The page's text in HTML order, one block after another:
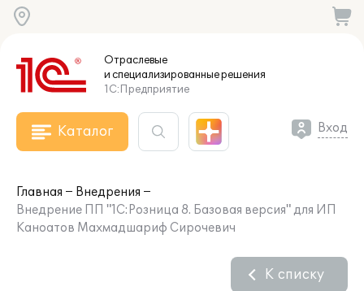
Отраслевые
и специализированныерешения
1С:Предприятие
Каталог Вход
Главная
Внедрения
Внедрение ПП "1С:Розница 8. Базовая версия" для ИП
Каноатов Махмадшариф Сирочевич
К списку